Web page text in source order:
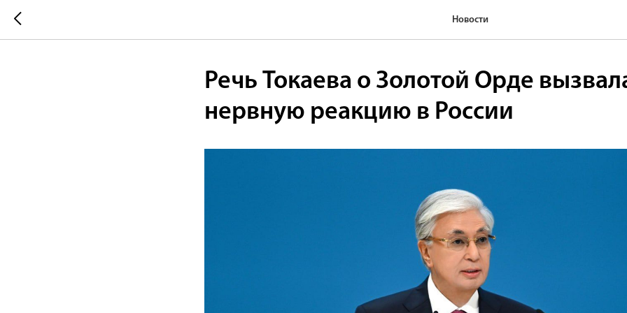
Новости
Речь Токаева о Золотой Орде
нервную реакцию в России